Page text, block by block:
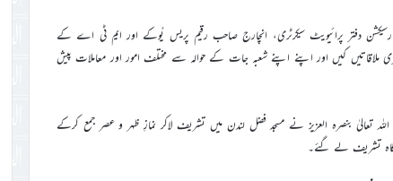
دفتر پرائیویٹ سیکرٹری، انچارج صاحب رقیم پریس یُوکے اور ایم ٹی اے کے
ملاقاتیں کیں اور اپنے اپنے شعبہ جات کے حوالہ سے مختلف امور اور معاملات پیش
تعالیٰ بنصرہ العزیز نے مسجد فضل لندن میں تشریف لاکر نمازِ ظہر و عصر جمع کرکے
تشریف لے گئے۔